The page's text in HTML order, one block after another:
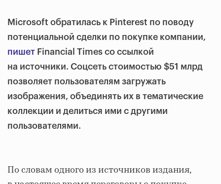
Microsoft обратилась к Pinterest по поводу
потенциальной сделки по покупке компании,
пишет Financial Times со ссылкой
на источники. Соцсеть стоимостью $51 млрд
позволяет пользователям загружать
изображения, объединять их в тематические
коллекции и делиться ими с другими
пользователями.
По словам одного из источников издания,